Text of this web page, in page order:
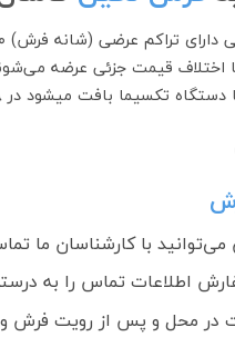
با کارشناسان ما
اطلاعات تماس را به
محل و پس از رویت فرش و